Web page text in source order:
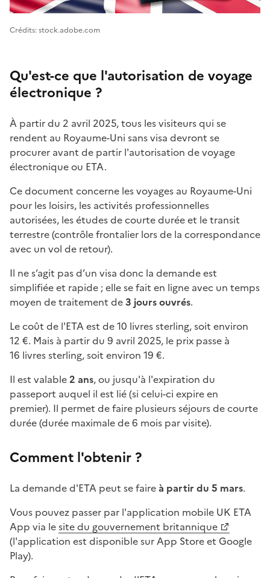
Image 1
Crédits: stock.adobe.com
Qu'est-ce que l'autorisation de voyage
électronique ?
À partir du 2 avril 2025, tous les visiteurs qui se
rendent au Royaume-Uni sans visa devront se
procurer avant de partir l'autorisation de voyage
électronique ou ETA.
Ce document concerne les voyages au Royaume-Uni
pour les loisirs, les activités professionnelles
autorisées, les études de courte durée et le transit
terrestre (contrôle frontalier lors de la correspondance
avec un vol de retour).
Il ne s’agit pas d’un visa donc la demande est
simplifiée et rapide ; elle se fait en ligne avec un temps
moyen de traitement de3 jours ouvrés.
Le coût de l'ETA est de 10 livres sterling, soit environ
12 €. Mais à partir du 9 avril 2025, le prix passe à
16 livres sterling, soit environ 19 €.
Il est valable2 ans, ou jusqu'à l'expiration du
passeport auquel il est lié (si celui-ci expire en
premier). Il permet de faire plusieurs séjours de courte
durée (durée maximale de 6 mois par visite).
Comment l'obtenir ?
La demande d'ETA peut se faireà partir du 5 mars.
Vous pouvez passer par l'application mobile UK ETA
App via lesite du gouvernement britannique
(l'application est disponible sur App Store et Google
Play).